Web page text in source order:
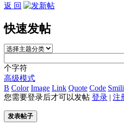
返 回
快速发帖
个字符
高级模式
B Color Image Link Quote Code
您需要登录后才可以发帖 登录 | 注
发表帖子